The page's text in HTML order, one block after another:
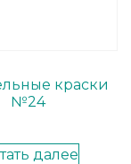
краски
№24
далее